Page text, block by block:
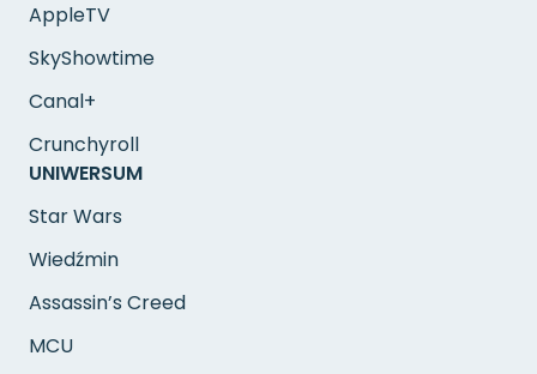
AppleTV
SkyShowtime
Canal+
Crunchyroll
UNIWERSUM
Star Wars
Wiedźmin
Assassin’s Creed
MCU